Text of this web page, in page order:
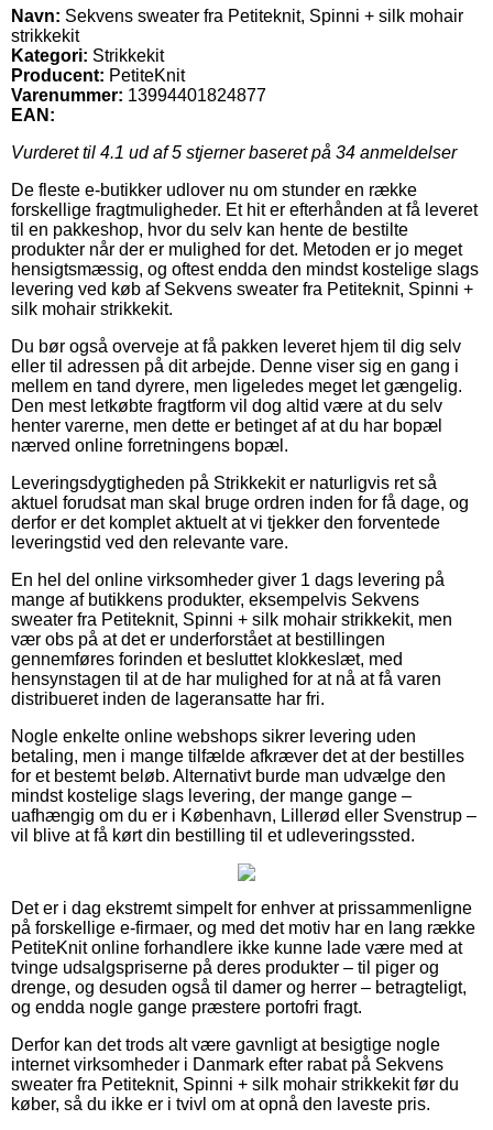
Navn: Sekvens sweater fra Petiteknit, Spinni + silk mohair
strikkekit
Kategori: Strikkekit
Producent: PetiteKnit
Varenummer: 13994401824877
EAN:
Vurderet til 4.1 ud af 5 stjerner baseret på 34 anmeldelser
De fleste e-butikker udlover nu om stunder en række
forskellige fragtmuligheder. Et hit er efterhånden at få leveret
til en pakkeshop, hvor du selv kan hente de bestilte
produkter når der er mulighed for det. Metoden er jo meget
hensigtsmæssig, og oftest endda den mindst kostelige slags
levering ved køb af Sekvens sweater fra Petiteknit, Spinni +
silk mohair strikkekit.
Du bør også overveje at få pakken leveret hjem til dig selv
eller til adressen på dit arbejde. Denne viser sig en gang i
mellem en tand dyrere, men ligeledes meget let gængelig.
Den mest letkøbte fragtform vil dog altid være at du selv
henter varerne, men dette er betinget af at du har bopæl
nærved online forretningens bopæl.
Leveringsdygtigheden på Strikkekit er naturligvis ret så
aktuel forudsat man skal bruge ordren inden for få dage, og
derfor er det komplet aktuelt at vi tjekker den forventede
leveringstid ved den relevante vare.
En hel del online virksomheder giver 1 dags levering på
mange af butikkens produkter, eksempelvis Sekvens
sweater fra Petiteknit, Spinni + silk mohair strikkekit, men
vær obs på at det er underforstået at bestillingen
gennemføres forinden et besluttet klokkeslæt, med
hensynstagen til at de har mulighed for at nå at få varen
distribueret inden de lageransatte har fri.
Nogle enkelte online webshops sikrer levering uden
betaling, men i mange tilfælde afkræver det at der bestilles
for et bestemt beløb. Alternativt burde man udvælge den
mindst kostelige slags levering, der mange gange –
uafhængig om du er i København, Lillerød eller Svenstrup –
vil blive at få kørt din bestilling til et udleveringssted.
Det er i dag ekstremt simpelt for enhver at prissammenligne
på forskellige e-firmaer, og med det motiv har en lang række
PetiteKnit online forhandlere ikke kunne lade være med at
tvinge udsalgspriserne på deres produkter – til piger og
drenge, og desuden også til damer og herrer – betragteligt,
og endda nogle gange præstere portofri fragt.
Derfor kan det trods alt være gavnligt at besigtige nogle
internet virksomheder i Danmark efter rabat på Sekvens
sweater fra Petiteknit, Spinni + silk mohair strikkekit før du
køber, så du ikke er i tvivl om at opnå den laveste pris.